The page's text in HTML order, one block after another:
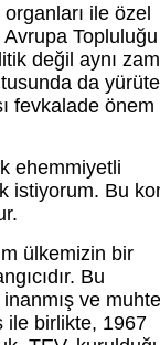
ile özel
değil aynı
da
fevkalade önem
ehemmiyetli
istiyorum. Bu
ülkemizin bir
Bu
ve
ile birlikte, 1967